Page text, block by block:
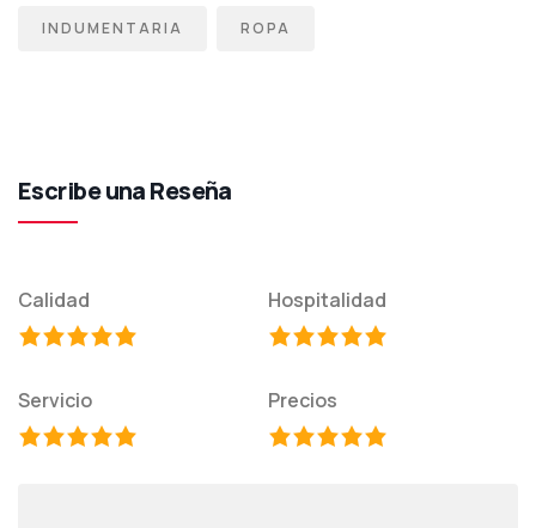
INDUMENTARIA ROPA
Escribe una Reseña
Calidad Hospitalidad
Servicio Precios